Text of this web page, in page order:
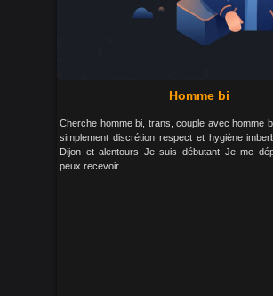
Homme bi
Cherche homme bi, trans, couple avec homme
simplement discrétion respect et hygiène
Dijon et alentours Je suis débutant Je me
peux recevoir